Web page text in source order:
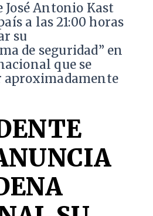
José Antonio Kast
a las 21:00 horas
su
de seguridad” en
que se
aproximadamente